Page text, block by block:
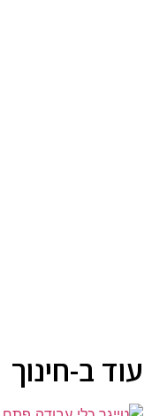
עוד ב-חינוך